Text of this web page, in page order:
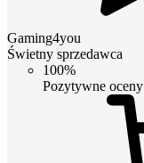
Gaming4you
Świetny sprzedawca
100%
Pozytywne oceny